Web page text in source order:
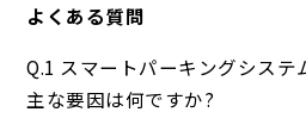
よくある質問
Q.1 スマートパーキングシステ
主な要因は何ですか?